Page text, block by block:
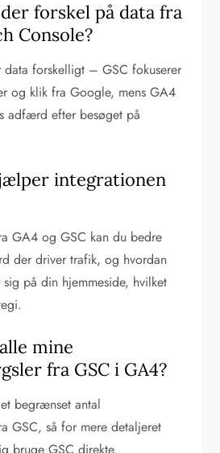
forskel på data fra
Console?
forskelligt – GSC fokuserer
og klik fra Google, mens GA4
adfærd efter besøget på
integrationen
GA4 og GSC kan du bedre
der driver trafik, og hvordan
på din hjemmeside, hvilket
mine
fra GSC i GA4?
begrænset antal
GSC, så for mere detaljeret